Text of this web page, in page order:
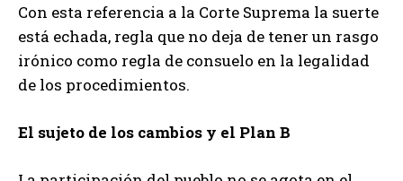
Con esta referencia a la Corte Suprema la suerte
está echada, regla que no deja de tener un rasgo
irónico como regla de consuelo en la legalidad
de los procedimientos.
El sujeto de los cambios y el Plan B